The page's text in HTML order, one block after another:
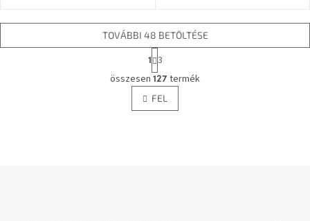
L
i
s
t
TOVÁBBI 48 BETÖLTÉSE
a
p
o
z
á
1
3
összesen 127 termék
FEL